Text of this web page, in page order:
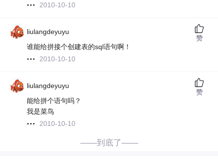
2010-10-10
liulangdeyuyu
谁能给拼接个创建表的sql语句啊！
2010-10-10
赞
liulangdeyuyu
能给拼个语句吗？
我是菜鸟
2010-10-10
赞
——到底了——